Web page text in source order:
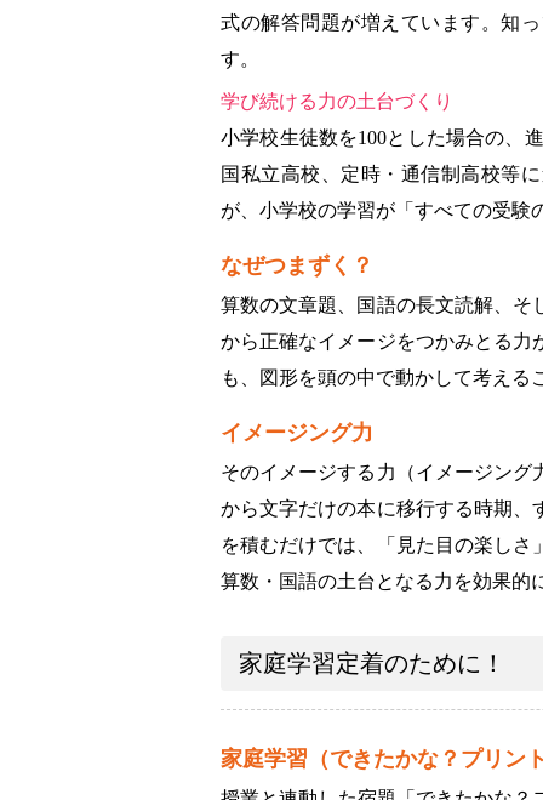
式の解答問題が増えています。知
す。
学び続ける力の土台づくり
小学校生徒数を100とした場合の、
国私立高校、定時・通信制高校等
が、小学校の学習が「すべての受験
なぜつまずく？
算数の文章題、国語の長文読解、
から正確なイメージをつかみとる力
も、図形を頭の中で動かして考える
イメージング力
そのイメージする力（イメージン
から文字だけの本に移行する時期、
を積むだけでは、「見た目の楽し
算数・国語の土台となる力を効果的
家庭学習定着のために！
家庭学習（できたかな？プリン